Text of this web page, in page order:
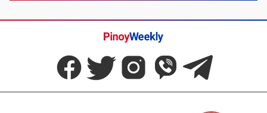
Pinoy
Weekly